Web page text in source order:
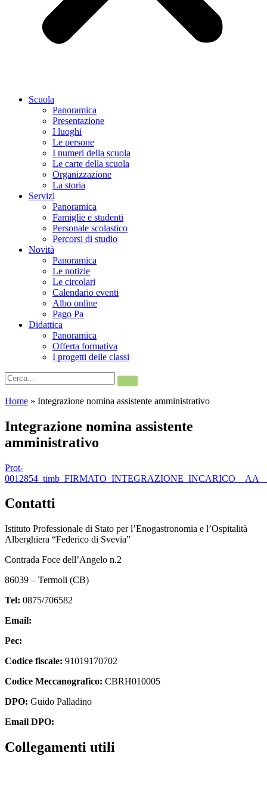
Scuola
Panoramica
Presentazione
I luoghi
Le persone
I numeri della scuola
Le carte della scuola
Organizzazione
La storia
Servizi
Panoramica
Famiglie e studenti
Personale scolastico
Percorsi di studio
Novità
Panoramica
Le notizie
Le circolari
Calendario eventi
Albo online
Pago Pa
Didattica
Panoramica
Offerta formativa
I progetti delle classi
Home » Integrazione nomina assistente amministrativo
Integrazione nomina assistente
amministrativo
Prot-
Contatti
Istituto Professionale di Stato per l’Enogastronomia e l’Ospitalità
Alberghiera “Federico di Svevia”
Contrada Foce dell’Angelo n.2
86039 – Termoli (CB)
Tel: 0875/706582
Email:
Pec:
Codice fiscale: 91019170702
Codice Meccanografico: CBRH010005
DPO: Guido Palladino
Email DPO:
Collegamenti utili